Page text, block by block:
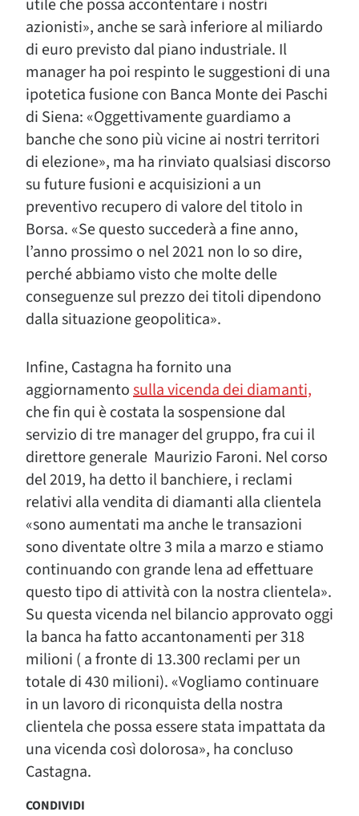
utile che possa accontentare i nostri
azionisti», anche se sarà inferiore al miliardo
di euro previsto dal piano industriale. Il
manager ha poi respinto le suggestioni di una
ipotetica fusione con Banca Monte dei Paschi
di Siena: «Oggettivamente guardiamo a
banche che sono più vicine ai nostri territori
di elezione», ma ha rinviato qualsiasi discorso
su future fusioni e acquisizioni a un
preventivo recupero di valore del titolo in
Borsa. «Se questo succederà a fine anno,
l’anno prossimo o nel 2021 non lo so dire,
perché abbiamo visto che molte delle
conseguenze sul prezzo dei titoli dipendono
dalla situazione geopolitica».
Infine, Castagna ha fornito una
aggiornamentosulla vicenda dei diamanti,
che fin qui è costata la sospensione dal
servizio di tre manager del gruppo, fra cui il
direttore generale Maurizio Faroni. Nel corso
del 2019, ha detto il banchiere, i reclami
relativi alla vendita di diamanti alla clientela
«sono aumentati ma anche le transazioni
sono diventate oltre 3 mila a marzo e stiamo
continuando con grande lena ad effettuare
questo tipo di attività con la nostra clientela».
Su questa vicenda nel bilancio approvato oggi
la banca ha fatto accantonamenti per 318
milioni ( a fronte di 13.300 reclami per un
totale di 430 milioni). «Vogliamo continuare
in un lavoro di riconquista della nostra
clientela che possa essere stata impattata da
una vicenda così dolorosa», ha concluso
Castagna.
CONDIVIDI